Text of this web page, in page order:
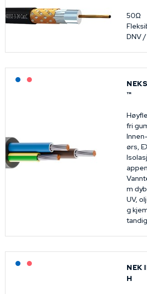
50Ω
DNV
Lagerført: NEK Kabel
™
fri
ørs,
appen
m
UV,
g
tandig
Lagerført: NEK Kabel
NEK
H